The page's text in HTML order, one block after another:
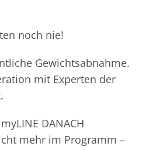
noch nie!
Gewichtsabnahme.
mit Experten der
DANACH
mehr im Programm –